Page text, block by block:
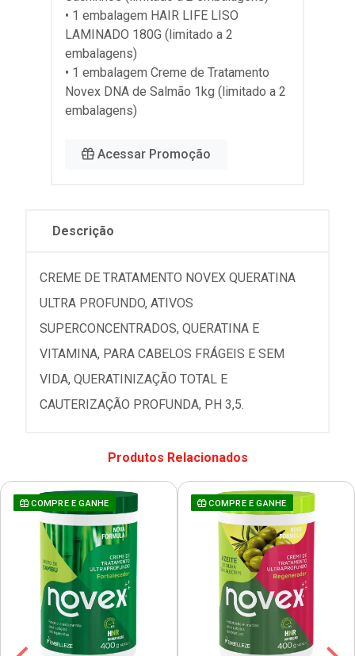
• 1 embalagem HAIR LIFE LISO
LAMINADO 180G (limitado a 2
embalagens)
• 1 embalagem Creme de Tratamento
Novex DNA de Salmão 1kg (limitado a 2
embalagens)
Acessar Promoção
Descrição
CREME DE TRATAMENTO NOVEX QUERATINA
ULTRA PROFUNDO, ATIVOS
SUPERCONCENTRADOS, QUERATINA E
VITAMINA, PARA CABELOS FRÁGEIS E SEM
VIDA, QUERATINIZAÇÃO TOTAL E
CAUTERIZAÇÃO PROFUNDA, PH 3,5.
Produtos Relacionados
COMPRE E GANHE COMPRE E GANHE